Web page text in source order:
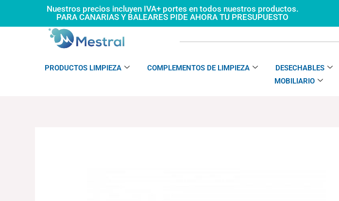
Nuestros precios incluyen IVA+ portes en todos nuestros productos.
PARA CANARIAS Y BALEARES PIDE AHORA TU PRESUPUESTO
PRODUCTOS LIMPIEZA COMPLEMENTOS DE LIMPIEZA DESECHABLES
MOBILIARIO